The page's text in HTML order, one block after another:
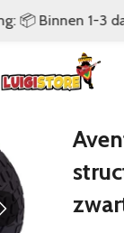
📦 Binnen 1-3